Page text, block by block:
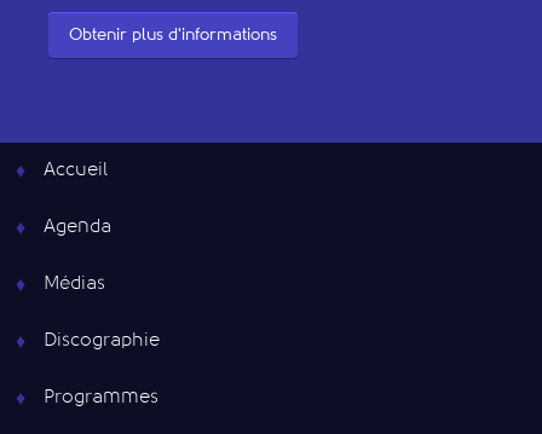
Obtenir plus d'informations
Accueil
Agenda
Médias
Discographie
Programmes